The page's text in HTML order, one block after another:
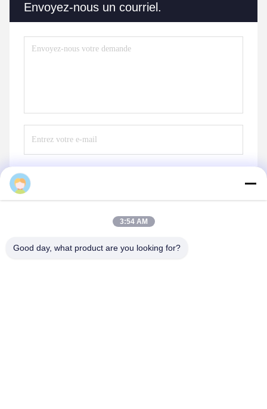
Envoyez-nous un courriel.
3:54 AM
Good day, what product are you looking for?